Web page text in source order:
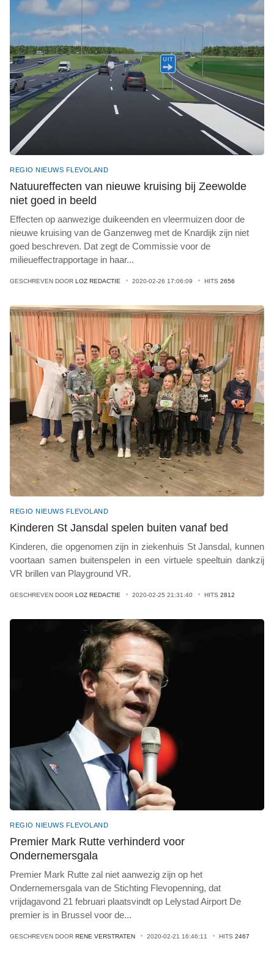
REGIO NIEUWS FLEVOLAND
Natuureffecten van nieuwe kruising bij Zeewolde
niet goed in beeld
Effecten op aanwezige duikeenden en vleermuizen door de
nieuwe kruising van de Ganzenweg met de Knardijk zijn niet
goed beschreven. Dat zegt de Commissie voor de
milieueffectrapportage in haar...
GESCHREVEN DOOR LOZ REDACTIE 2020-02-26 17:06:09 HITS 2656
REGIO NIEUWS FLEVOLAND
Kinderen St Jansdal spelen buiten vanaf bed
Kinderen, die opgenomen zijn in ziekenhuis St Jansdal, kunnen
voortaan samen buitenspelen in een virtuele speeltuin dankzij
VR brillen van Playground VR.
GESCHREVEN DOOR LOZ REDACTIE 2020-02-25 21:31:40 HITS 2812
REGIO NIEUWS FLEVOLAND
Premier Mark Rutte verhinderd voor
Ondernemersgala
Premier Mark Rutte zal niet aanwezig zijn op het
Ondernemersgala van de Stichting Flevopenning, dat
vrijdagavond 21 februari plaatsvindt op Lelystad Airport De
premier is in Brussel voor de...
GESCHREVEN DOOR RENE VERSTRATEN 2020-02-21 16:46:11 HITS 2467